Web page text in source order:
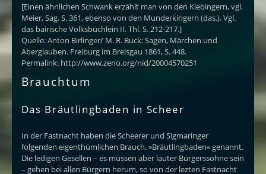
[Einen ähnlichen Schwank erzählt man von den Kiebingern, vgl.
Meier, Sag. S. 361, ebenso von den Munderkingern (das.). Vgl.
das bairische Volksbüchlein II. Thl. S. 212-217.]
Quelle: Anton Birlinger/ M. R. Buck: Sagen, Märchen und
Aberglauben. Freiburg im Breisgau 1861, S. 448.
Permalink: http://www.zeno.org/nid/20004570251
Brauchtum
Das Bräutlingbaden in Scheer
In der Fastnacht haben die Scheerer und Sigmaringer
folgenden eigenthümlichen Brauch, »Bräutlingbaden« genannt.
Die ledigen Gesellen – es müssen aber lauter Bürgerssöhne sein
– gehen bei allen Bürgern herum, so von der lezten Fastnacht